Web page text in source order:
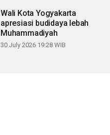
Wali Kota Yogyakarta
apresiasi budidaya lebah
Muhammadiyah
30 July 2026 19:28 WIB